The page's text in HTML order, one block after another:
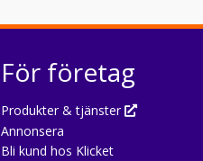
För företag
Produkter & tjänster
Annonsera
Bli kund hos Klicket